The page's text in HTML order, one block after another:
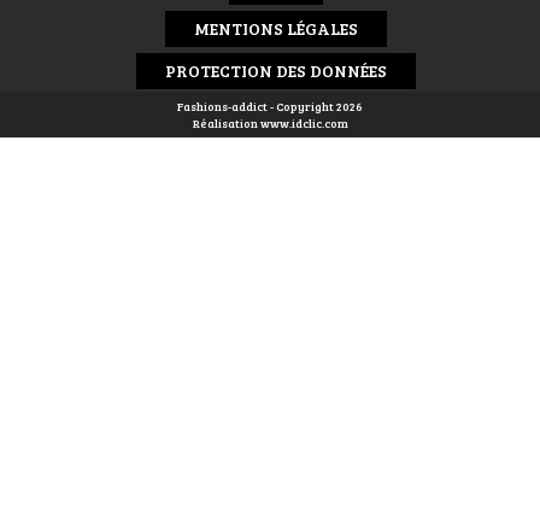
MENTIONS LÉGALES
PROTECTION DES DONNÉES
Fashions-addict - Copyright 2026
Réalisationwww.idclic.com